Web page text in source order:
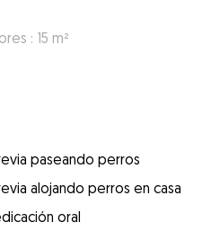
: 15 m²
paseando perros
alojando perros en casa
oral